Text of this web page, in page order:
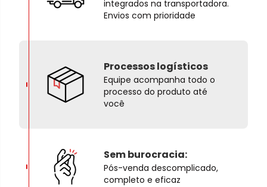
integrados na transportadora.
Envios com prioridade
Processos logísticos
Equipe acompanha todo o
processo do produto até
você
Sem burocracia:
Pós-venda descomplicado,
completo e eficaz